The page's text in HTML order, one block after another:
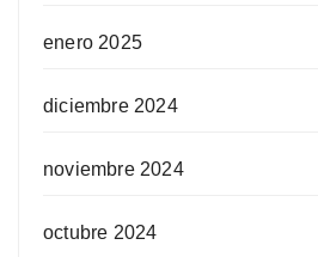
enero 2025
diciembre 2024
noviembre 2024
octubre 2024